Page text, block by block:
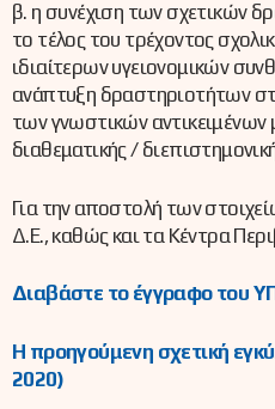
β. η συνέχιση των σχετικών
το τέλος του τρέχοντος
ιδιαίτερων υγειονομικών
ανάπτυξη δραστηριοτήτων
των γνωστικών αντικειμένων
διαθεματικής /
Για την αποστολή των
Δ.Ε., καθώς και τα Κέντρα
Διαβάστε το έγγραφο του
Η προηγούμενη σχετική
2020)